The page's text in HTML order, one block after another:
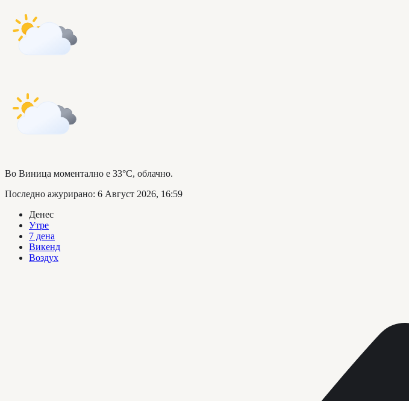
Во Виница моментално е 33°C, облачно.
Последно ажурирано: 6 Август 2026, 16:59
Денес
Утре
7 дена
Викенд
Воздух